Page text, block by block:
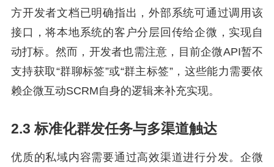
方开发者文档已明确指出，外部系统可通过调用该
接口，将本地系统的客户分层回传给企微，实现自
动打标。然而，开发者也需注意，目前企微API暂不
支持获取“群聊标签”或“群主标签”，这些能力需要依
赖企微互动SCRM自身的逻辑来补充实现。
2.3 标准化群发任务与多渠道触达
优质的私域内容需要通过高效渠道进行分发。企微